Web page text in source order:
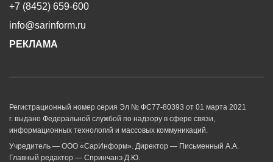
+7 (8452) 659-600
info@sarinform.ru
РЕКЛАМА
Регистрационный номер серия Эл № ФС77-80393 от 01 марта 2021
г. выдано Федеральной службой по надзору в сфере связи,
информационных технологий и массовых коммуникаций.
Учредитель — ООО «СарИнформ». Директор — Письменный А.А.
Главный редактор — Спринчанэ Д.Ю.